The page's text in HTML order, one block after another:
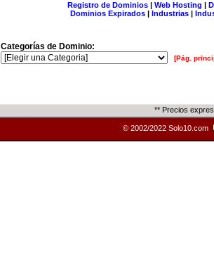
Registro de Dominios| Web Hosting |
Dominios Expirados | Industrias |
Categorías de Dominio:
[Pág.
** Precios
© 2002/2022 Solo10.com